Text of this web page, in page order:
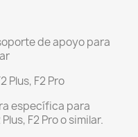
de apoyo para
Plus, F2 Pro
específica para
F2 Pro o similar.